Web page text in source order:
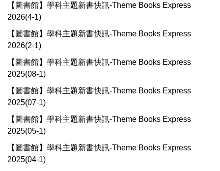
【圖書館】學科主題新書快訊-Theme Books Express
2026(4-1)
【圖書館】學科主題新書快訊-Theme Books Express
2026(2-1)
【圖書館】學科主題新書快訊-Theme Books Express
2025(08-1)
【圖書館】學科主題新書快訊-Theme Books Express
2025(07-1)
【圖書館】學科主題新書快訊-Theme Books Express
2025(05-1)
【圖書館】學科主題新書快訊-Theme Books Express
2025(04-1)